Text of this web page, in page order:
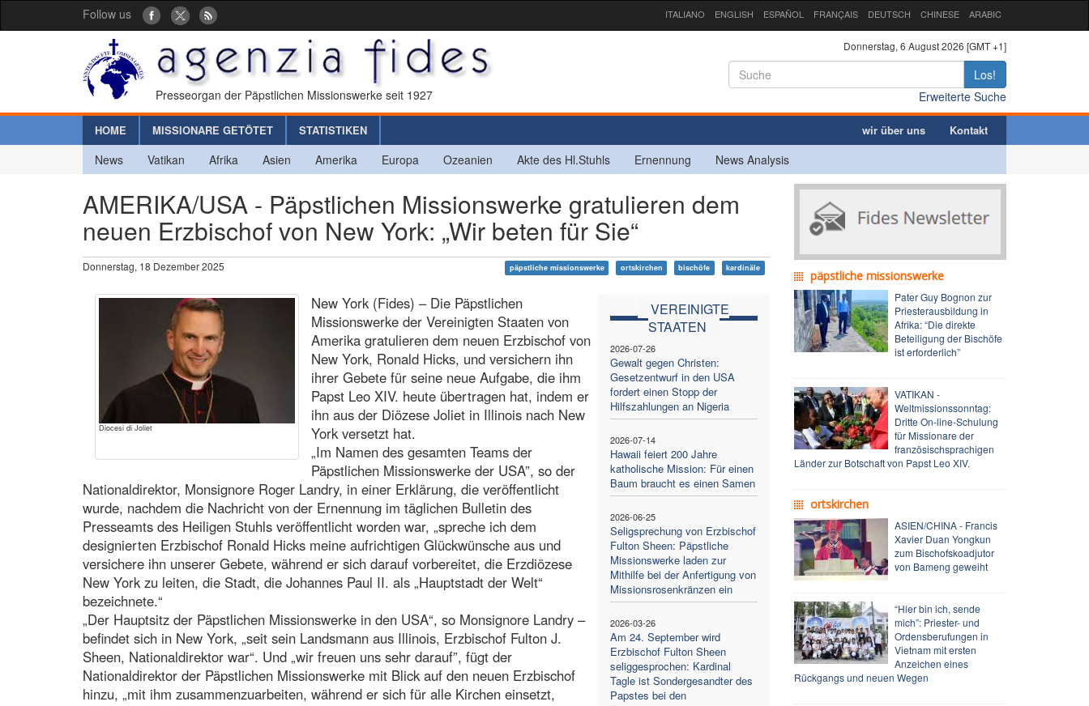
Follow us ITALIANO ENGLISH ESPAÑOL FRANÇAIS DEUTSCH CHINESE ARABIC
Presseorgan der Päpstlichen Missionswerke seit 1927
Donnerstag, 6 August 2026 [GMT +1]
Los!
Erweiterte Suche
HOME MISSIONARE GETÖTET STATISTIKEN wir über uns Kontakt
News Vatikan Afrika Asien Amerika Europa Ozeanien Akte des Hl.Stuhls Ernennung News Analysis
AMERIKA/USA - Päpstlichen Missionswerke gratulieren dem
neuen Erzbischof von New York: „Wir beten für Sie“
Donnerstag, 18 Dezember 2025 päpstliche missionswerke ortskirchen bischöfe kardinäle
Diocesi di Joliet
VEREINIGTE
STAATEN
2026-07-26
Gewalt gegen Christen:
Gesetzentwurf in den USA
fordert einen Stopp der
Hilfszahlungen an Nigeria
2026-07-14
Hawaii feiert 200 Jahre
katholische Mission: Für einen
Baum braucht es einen Samen
2026-06-25
Seligsprechung von Erzbischof
Fulton Sheen: Päpstliche
Missionswerke laden zur
Mithilfe bei der Anfertigung von
Missionsrosenkränzen ein
2026-03-26
Am 24. September wird
Erzbischof Fulton Sheen
seliggesprochen: Kardinal
Tagle ist Sondergesandter des
Papstes bei den
New York (Fides) – Die Päpstlichen
Missionswerke der Vereinigten Staaten von
Amerika gratulieren dem neuen Erzbischof von
New York, Ronald Hicks, und versichern ihn
ihrer Gebete für seine neue Aufgabe, die ihm
Papst Leo XIV. heute übertragen hat, indem er
ihn aus der Diözese Joliet in Illinois nach New
York versetzt hat.
„Im Namen des gesamten Teams der
Päpstlichen Missionswerke der USA”, so der
Nationaldirektor, Monsignore Roger Landry, in einer Erklärung, die veröffentlicht
wurde, nachdem die Nachricht von der Ernennung im täglichen Bulletin des
Presseamts des Heiligen Stuhls veröffentlicht worden war, „spreche ich dem
designierten Erzbischof Ronald Hicks meine aufrichtigen Glückwünsche aus und
versichere ihn unserer Gebete, während er sich darauf vorbereitet, die Erzdiözese
New York zu leiten, die Stadt, die Johannes Paul II. als „Hauptstadt der Welt“
bezeichnete.“
„Der Hauptsitz der Päpstlichen Missionswerke in den USA“, so Monsignore Landry –
befindet sich in New York, „seit sein Landsmann aus Illinois, Erzbischof Fulton J.
Sheen, Nationaldirektor war“. Und „wir freuen uns sehr darauf”, fügt der
Nationaldirektor der Päpstlichen Missionswerke mit Blick auf den neuen Erzbischof
hinzu, „mit ihm zusammenzuarbeiten, während er sich für alle Kirchen einsetzt,
päpstliche missionswerke
Pater Guy Bognon zur
Priesterausbildung in
Afrika: “Die direkte
Beteiligung der Bischöfe
ist erforderlich”
VATIKAN -
Weltmissionssonntag:
Dritte On-line-Schulung
für Missionare der
französischsprachigen
Länder zur Botschaft von Papst Leo XIV.
ortskirchen
ASIEN/CHINA - Francis
Xavier Duan Yongkun
zum Bischofskoadjutor
von Bameng geweiht
“Hier bin ich, sende
mich”: Priester- und
Ordensberufungen in
Vietnam mit ersten
Anzeichen eines
Rückgangs und neuen Wegen